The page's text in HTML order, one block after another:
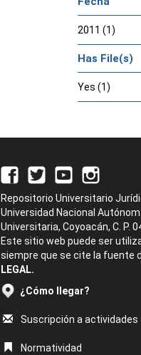
2011 (1)
Has File(s)
Yes (1)
Repositorio Universitario
Universidad Nacional
Universitaria, Coyoacán, C. P.
Este sitio web puede ser
siempre que se cite la fuente
LEGAL.
¿Cómo llegar?
Suscripción a
Normatividad